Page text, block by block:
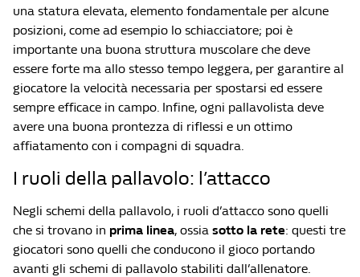
una statura elevata, elemento fondamentale per alcune
posizioni, come ad esempio lo schiacciatore; poi è
importante una buona struttura muscolare che deve
essere forte ma allo stesso tempo leggera, per garantire al
giocatore la velocità necessaria per spostarsi ed essere
sempre efficace in campo. Infine, ogni pallavolista deve
avere una buona prontezza di riflessi e un ottimo
affiatamento con i compagni di squadra.
I ruoli della pallavolo: l’attacco
Negli schemi della pallavolo, i ruoli d’attacco sono quelli
che si trovano in prima linea, ossia sotto la rete: questi tre
giocatori sono quelli che conducono il gioco portando
avanti gli schemi di pallavolo stabiliti dall’allenatore.